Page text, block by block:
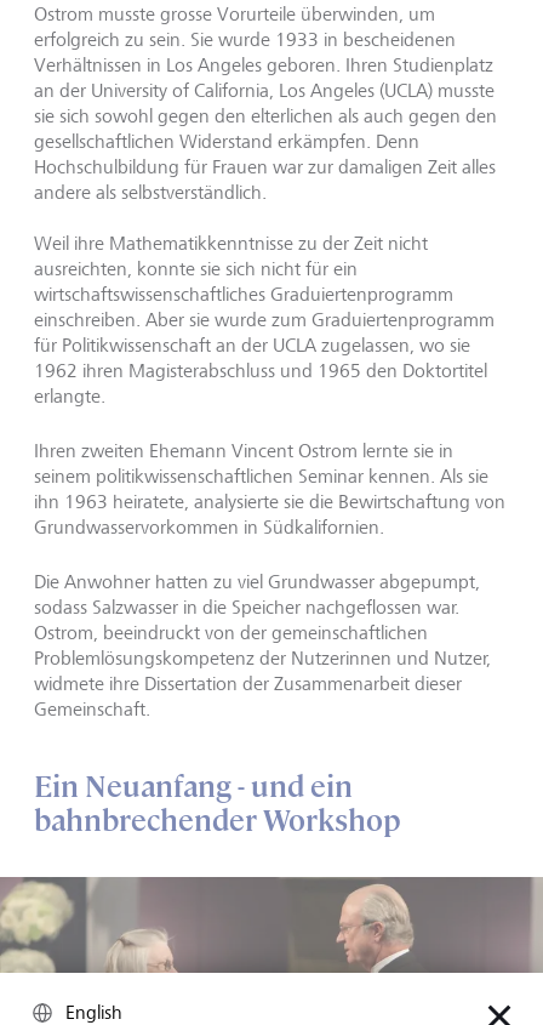
Ostrom musste grosse Vorurteile überwinden, um
erfolgreich zu sein. Sie wurde 1933 in bescheidenen
Verhältnissen in Los Angeles geboren. Ihren Studienplatz
an der University of California, Los Angeles (UCLA) musste
sie sich sowohl gegen den elterlichen als auch gegen den
gesellschaftlichen Widerstand erkämpfen. Denn
Hochschulbildung für Frauen war zur damaligen Zeit alles
andere als selbstverständlich.
Weil ihre Mathematikkenntnisse zu der Zeit nicht
ausreichten, konnte sie sich nicht für ein
wirtschaftswissenschaftliches Graduiertenprogramm
einschreiben. Aber sie wurde zum Graduiertenprogramm
für Politikwissenschaft an der UCLA zugelassen, wo sie
1962 ihren Magisterabschluss und 1965 den Doktortitel
erlangte.
Ihren zweiten Ehemann Vincent Ostrom lernte sie in
seinem politikwissenschaftlichen Seminar kennen. Als sie
ihn 1963 heiratete, analysierte sie die Bewirtschaftung von
Grundwasservorkommen in Südkalifornien.
Die Anwohner hatten zu viel Grundwasser abgepumpt,
sodass Salzwasser in die Speicher nachgeflossen war.
Ostrom, beeindruckt von der gemeinschaftlichen
Problemlösungskompetenz der Nutzerinnen und Nutzer,
widmete ihre Dissertation der Zusammenarbeit dieser
Gemeinschaft.
Ein Neuanfang - und ein
bahnbrechender Workshop
English